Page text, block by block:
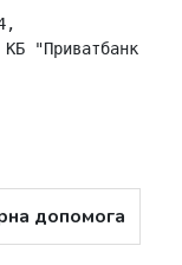
"Приватбанк",
допомога